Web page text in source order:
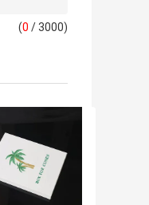
(0 / 3000)